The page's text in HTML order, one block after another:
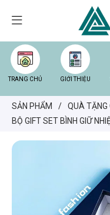
TRANG CHỦ GIỚI THIỆU
SẢN PHẨM / QUÀ TẶNG
BỘ GIFT SET BÌNH GIỮ